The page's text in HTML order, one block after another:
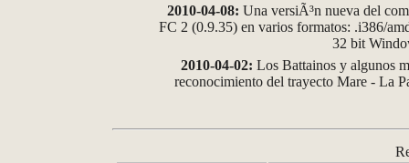
2010-04-08: Una versiÃ³n nueva del
FC 2 (0.9.35) en varios formatos: .i386/
32 bit
2010-04-02: Los Battainos y algunos
reconocimiento del trayecto Mare - La